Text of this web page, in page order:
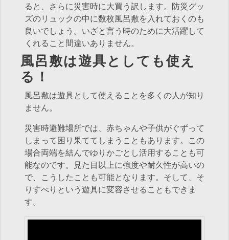
ると、さらに災害時に大買う訳します。防災グッ
ズのリュックの中に数枚風呂敷を入れておくのも
良いでしょう。いざと言う時のために大活躍して
くれること間違いありません。
風呂敷は遊具としても使え
る！
風呂敷は遊具として使えることを多くの人が知り
ません。
災害時避難場所では、赤ちゃんや子供がぐずって
しまって困り果ててしまうこともあります。この
場合両端を結んでゆりかごとし活用することも可
能なのです。見た目以上に強度や耐久性が高いの
で、こうしたことも可能となります。そして、そ
りすべりという遊具に変容させることもできま
す。